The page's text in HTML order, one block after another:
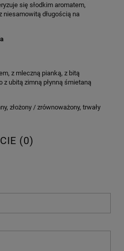
się słodkim aromatem,
niesamowitą długością na
z mleczną pianką, z bitą
ubitą zimną płynną śmietaną
złożony / zrównoważony, trwały
(0)